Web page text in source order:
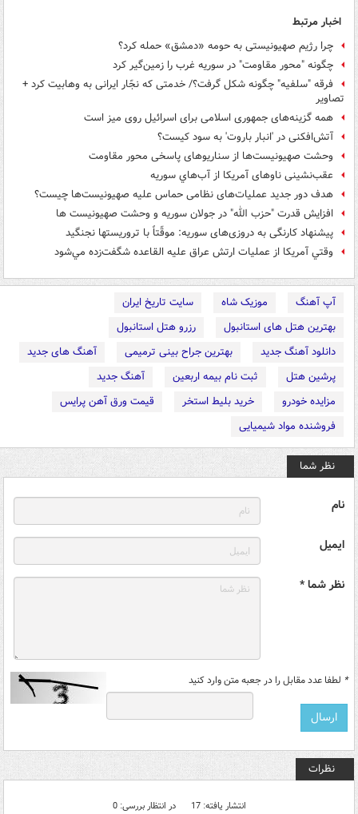
اخبار مرتبط
چرا رژیم صهیونیستی به حومه «دمشق» حمله کرد؟
چگونه "محور مقاومت" در سوریه غرب را زمین‌گیر کرد
فرقه "سلفیه" چگونه شکل گرفت؟/ خدمتی که نجّار ایرانی به وهابیت کرد +
تصاویر
همه گزینه‌های جمهوری اسلامی برای اسرائیل روی میز است
آتش‌افکنی در 'انبار باروت' به سود کیست؟
وحشت صهیونیست‌ها از سناریوهای پاسخی محور مقاومت
عقب‌نشینی ناوهای آمریکا از آب‌هاي سوريه
هدف دور جدید عملیات‌های نظامی حماس علیه صهیونیست‌ها چیست؟
افزایش قدرت "حزب الله" در جولان سوریه و وحشت صهیونیست ها
پیشنهاد کارنگی به دروزی‌های سوریه: موقّتاً با تروریستها نجنگید
وقتي آمريکا از عملیات ارتش عراق علیه القاعده شگفت‌زده مي‌شود
آپ آهنگ موزیک شاه
سایت تاریخ ایران
بهترین هتل های استانبول
رزرو هتل استانبول
دانلود آهنگ جدید
بهترین جراح بینی ترمیمی
آهنگ های جدید
پرشین هتل
ثبت نام بیمه اربعین
آهنگ جدید
مزایده خودرو
خرید بلیط استخر
قیمت ورق آهن پرایس
فروشنده مواد شیمیایی
نظر شما
نام
ایمیل
نظر شما *
* لطفا عدد مقابل را در جعبه متن وارد کنید
نظرات
انتشار یافته: 17 در انتظار بررسی: 0